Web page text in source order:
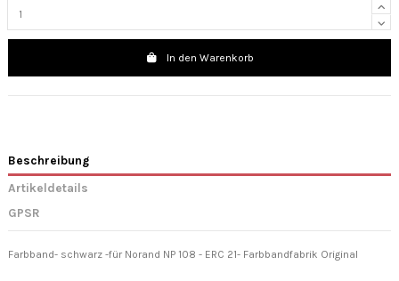
In den Warenkorb
Beschreibung
Artikeldetails
GPSR
Farbband- schwarz -für Norand NP 108 - ERC 21- Farbbandfabrik Original